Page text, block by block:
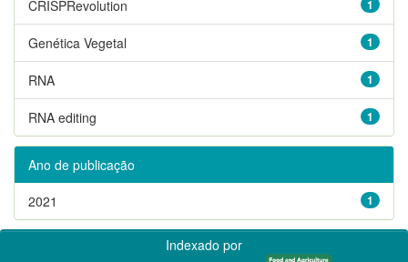
1
CRISPRevolution
1
Genética Vegetal
1
RNA
1
RNA editing
Ano de publicação
1
2021
Indexado por